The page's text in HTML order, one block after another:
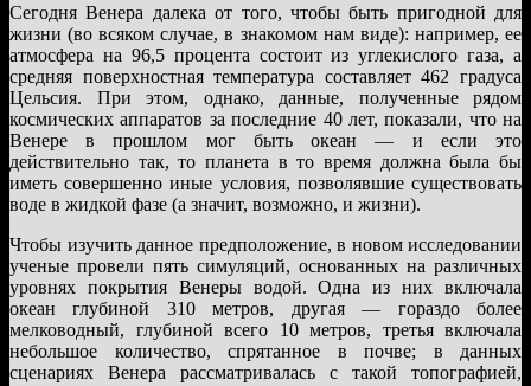
Сегодня Венера далека от того, чтобы быть пригодной для
жизни (во всяком случае, в знакомом нам виде): например, ее
атмосфера на 96,5 процента состоит из углекислого газа, а
средняя поверхностная температура составляет 462 градуса
Цельсия. При этом, однако, данные, полученные рядом
космических аппаратов за последние 40 лет, показали, что на
Венере в прошлом мог быть океан — и если это
действительно так, то планета в то время должна была бы
иметь совершенно иные условия, позволявшие существовать
воде в жидкой фазе (а значит, возможно, и жизни).
Чтобы изучить данное предположение, в новом исследовании
ученые провели пять симуляций, основанных на различных
уровнях покрытия Венеры водой. Одна из них включала
океан глубиной 310 метров, другая — гораздо более
мелководный, глубиной всего 10 метров, третья включала
небольшое количество, спрятанное в почве; в данных
сценариях Венера рассматривалась с такой топографией,